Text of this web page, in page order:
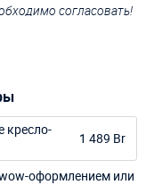
согласовать!
1 489 Br
оформлением или